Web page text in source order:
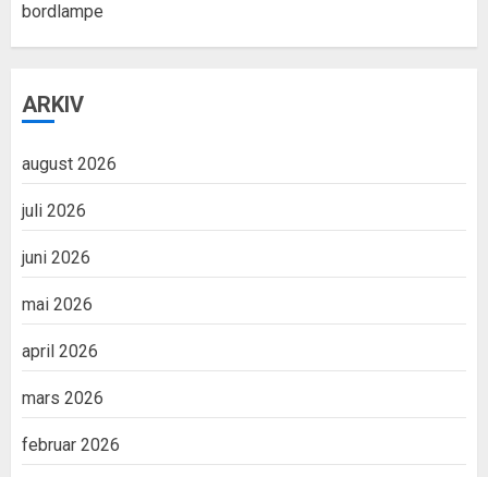
bordlampe
ARKIV
august 2026
juli 2026
juni 2026
mai 2026
april 2026
mars 2026
februar 2026